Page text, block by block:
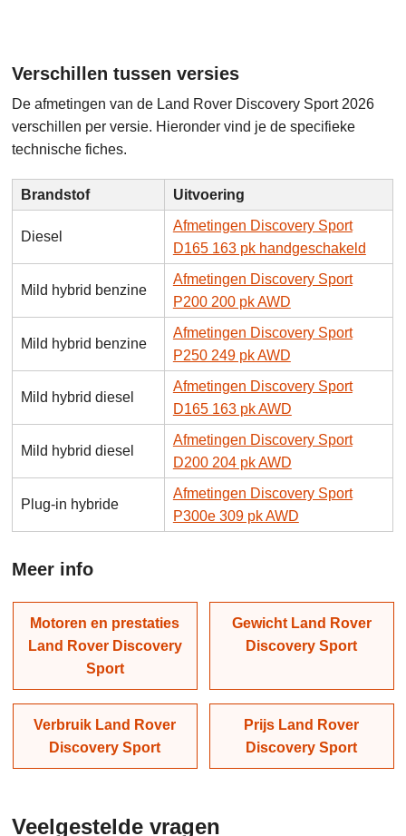
Verschillen tussen versies
De afmetingen van de Land Rover Discovery Sport 2026
verschillen per versie. Hieronder vind je de specifieke
technische fiches.
Brandstof Uitvoering
Diesel
Afmetingen Discovery Sport
D165 163 pk handgeschakeld
Mild hybrid benzine
Afmetingen Discovery Sport
P200 200 pk AWD
Mild hybrid benzine
Afmetingen Discovery Sport
P250 249 pk AWD
Mild hybrid diesel
Afmetingen Discovery Sport
D165 163 pk AWD
Mild hybrid diesel
Afmetingen Discovery Sport
D200 204 pk AWD
Plug-in hybride
Afmetingen Discovery Sport
P300e 309 pk AWD
Meer info
Motoren en prestaties
Land Rover Discovery
Sport
Gewicht Land Rover
Discovery Sport
Verbruik Land Rover
Discovery Sport
Prijs Land Rover
Discovery Sport
Veelgestelde vragen